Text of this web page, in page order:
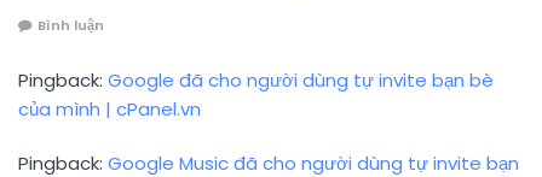
Bình luận
Pingback: Google đã cho người dùng tự invite bạn bè
của mình | cPanel.vn
Pingback: Google Music đã cho người dùng tự invite bạn